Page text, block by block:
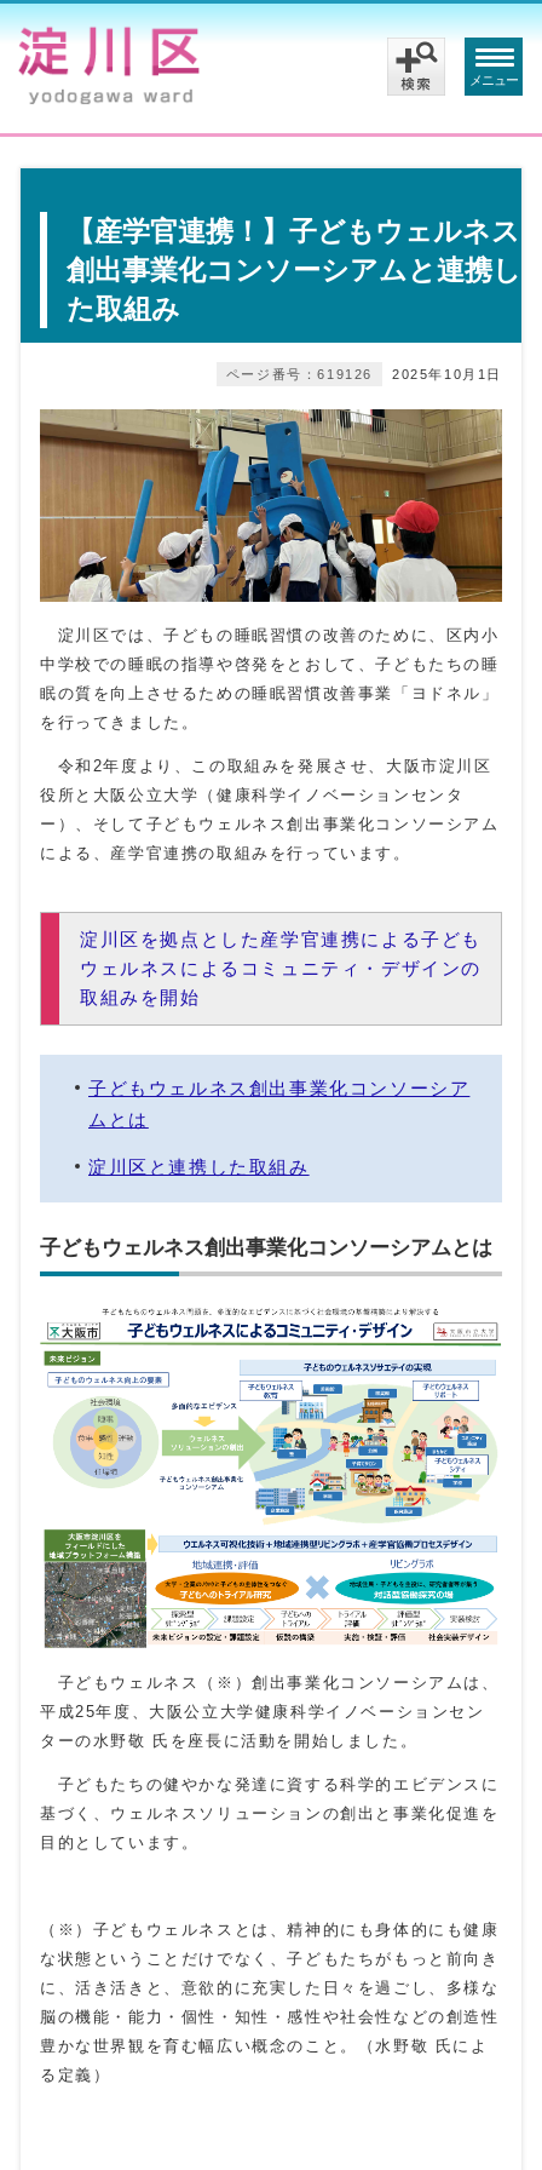
メニュー
【産学官連携！】子どもウェルネス
創出事業化コンソーシアムと連携し
た取組み
2025年10月1日
ページ番号：619126
淀川区では、子どもの睡眠習慣の改善のために、区内小
中学校での睡眠の指導や啓発をとおして、子どもたちの睡
眠の質を向上させるための睡眠習慣改善事業「ヨドネル」
を行ってきました。
令和2年度より、この取組みを発展させ、大阪市淀川区
役所と大阪公立大学（健康科学イノベーションセンタ
ー）、そして子どもウェルネス創出事業化コンソーシアム
による、産学官連携の取組みを行っています。
淀川区を拠点とした産学官連携による子ども
ウェルネスによるコミュニティ・デザインの
取組みを開始
子どもウェルネス創出事業化コンソーシア
ムとは
淀川区と連携した取組み
子どもウェルネス創出事業化コンソーシアムとは
子どもウェルネス（※）創出事業化コンソーシアムは、
平成25年度、大阪公立大学健康科学イノベーションセン
ターの水野敬 氏を座長に活動を開始しました。
子どもたちの健やかな発達に資する科学的エビデンスに
基づく、ウェルネスソリューションの創出と事業化促進を
目的としています。
（※）子どもウェルネスとは、精神的にも身体的にも健康
な状態ということだけでなく、子どもたちがもっと前向き
に、活き活きと、意欲的に充実した日々を過ごし、多様な
脳の機能・能力・個性・知性・感性や社会性などの創造性
豊かな世界観を育む幅広い概念のこと。（水野敬 氏によ
る定義）